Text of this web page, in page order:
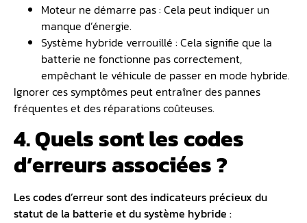
Moteur ne démarre pas : Cela peut indiquer un
manque d’énergie.
Système hybride verrouillé : Cela signifie que la
batterie ne fonctionne pas correctement,
empêchant le véhicule de passer en mode hybride.
Ignorer ces symptômes peut entraîner des pannes
fréquentes et des réparations coûteuses.
4. Quels sont les codes
d’erreurs associées ?
Lescodes d’erreursont des indicateurs précieux du
statut de la batterie et du système hybride :